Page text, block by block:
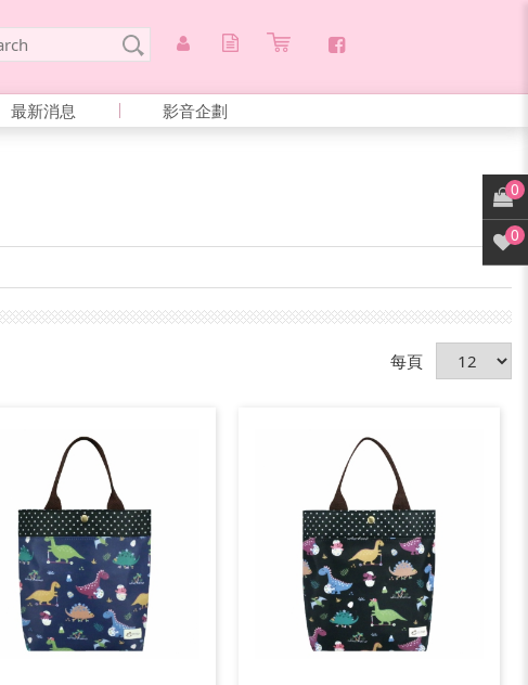
最新消息 影音企劃
每頁
0
0